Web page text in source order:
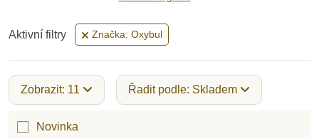
Houpací koně
Dětská chodítka
Aktivní filtry Značka: Oxybul
Zobrazit: 11 Řadit podle: Skladem
Novinka